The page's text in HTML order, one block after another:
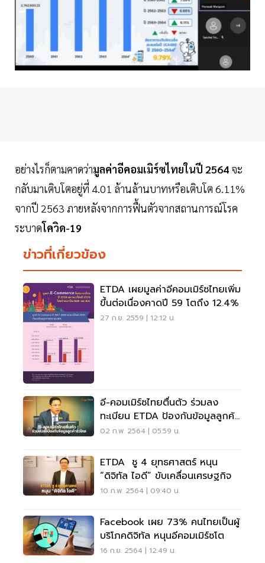
อย่างไรก็ตามคาดว่ามูลค่าอีคอมเมิร์ซไทยในปี 2564 จะ
กลับมาเติบโตอยู่ที่ 4.01 ล้านล้านบาทหรือเติบโต 6.11%
จากปี 2563 ภายหลังจากการฟื้นตัวจากสถานการณ์โรค
ระบาดโควิด-19
ข่าวที่เกี่ยวข้อง
ETDA เผยมูลค่าอีคอมเมิร์ซไทยเพิ่ม
ขึ้นต่อเนื่องคาดปี 59 โตถึง 12.4%
27 ก.ย. 2559 | 12:12 น.
อี-คอมเมิร์ซไทยตื่นตัว ร่วมลง
ทะเบียน ETDA ป้องกันข้อมูลลูกค้า
รั่วไหล
02 ก.พ. 2564 | 05:59 น.
ETDA ชู 4 ยุทธศาสตร์ หนุน
“ดิจิทัล ไอดี” ขับเคลื่อนเศรษฐกิจ
10 ก.พ. 2564 | 09:40 น.
Facebook เผย 73% คนไทยเป็นผู้
บริโภคดิจิทัล หนุนอีคอมเมิร์ซโต
16 ก.ย. 2564 | 12:49 น.